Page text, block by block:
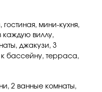
гостиная, мини-кухня,
каждую виллу,
джакузи, 3
к бассейну, терраса,
2 ванные комнаты,